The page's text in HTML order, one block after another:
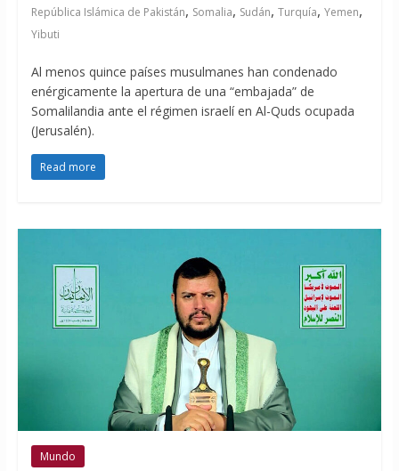
República Islámica de Pakistán, Somalia, Sudán, Turquía, Yemen,
Yibuti
Al menos quince países musulmanes han condenado
enérgicamente la apertura de una “embajada” de
Somalilandia ante el régimen israelí en Al-Quds ocupada
(Jerusalén).
Read more
Mundo